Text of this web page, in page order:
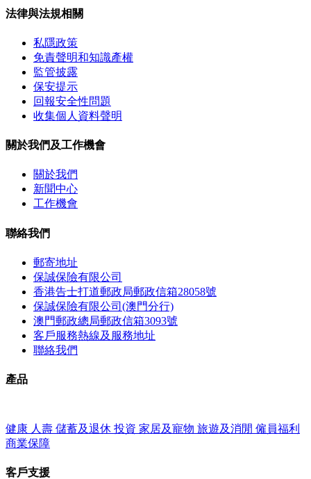
法律與法規相關
私隱政策
免責聲明和知識產權
監管披露
保安提示
回報安全性問題
收集個人資料聲明
關於我們及工作機會
關於我們
新聞中心
工作機會
聯絡我們
郵寄地址
保誠保險有限公司
香港告士打道郵政局郵政信箱28058號
保誠保險有限公司(澳門分行)
澳門郵政總局郵政信箱3093號
客戶服務熱線及服務地址
聯絡我們
產品
健康 人壽 儲蓄及退休 投資 家居及寵物 旅遊及消閒 僱員福利
商業保障
客戶支援